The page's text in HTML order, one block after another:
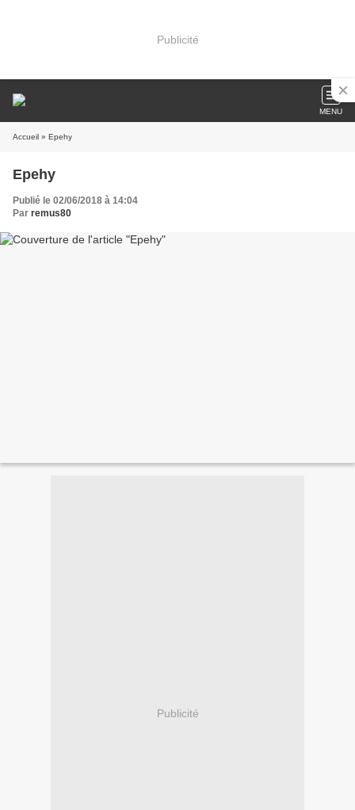
Publicité
MENU
Accueil » Epehy
Epehy
Publié le 02/06/2018 à 14:04
Par remus80
Publicité